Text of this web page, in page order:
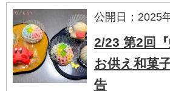
公開日：2025
2/23 第2回
お供え和菓
告